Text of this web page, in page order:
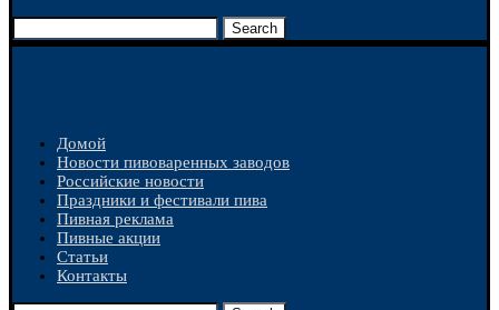
Search
Домой
Новости пивоваренных заводов
Российские новости
Праздники и фестивали пива
Пивная реклама
Пивные акции
Статьи
Контакты